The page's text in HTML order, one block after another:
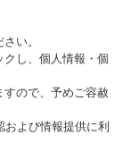
い。
し、個人情報・個
ので、予めご容赦
および情報提供に利